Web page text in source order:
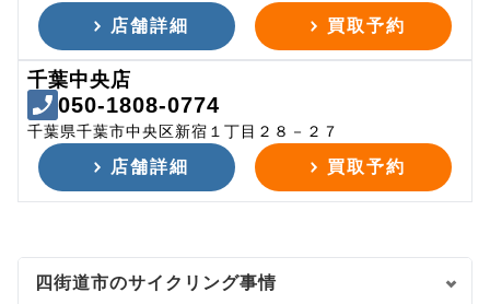
店舗詳細 買取予約
千葉中央店
050-1808-0774
千葉県千葉市中央区新宿１丁目２８－２７
店舗詳細 買取予約
四街道市のサイクリング事情